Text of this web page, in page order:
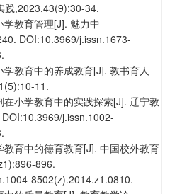
践,2023,43(9):30-34.
教育管理[J]. 魅力中
DOI:10.3969/j.issn.1673-
教育中的养成教育[J]. 教书育人
11.
小学教育中的实践探索[J]. 辽宁教
j.issn.1002-
教育中的德育教育[J]. 中国校外教育
896.
8502(z).2014.z1.0810.